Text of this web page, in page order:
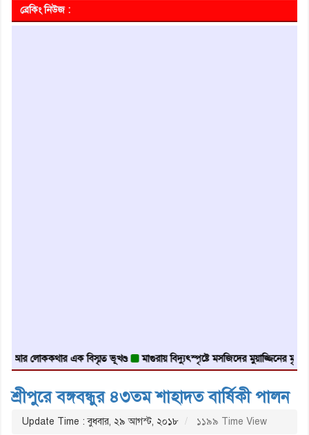
ব্রেকিং নিউজ :
এক বিস্মৃত ভূখণ্ড মাগুরায় বিদ্যুৎস্পৃষ্টে মসজিদের মুয়াজ্জিনের মৃত্যু
শ্রীপুরে বঙ্গবন্ধুর ৪৩তম শাহাদত বার্ষিকী পালন
Update Time : বুধবার, ২৯ আগস্ট, ২০১৮ ১১৯৯ Time View